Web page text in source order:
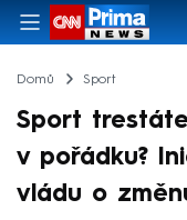
Domů Sport
Sport
v pořádku?
vládu o